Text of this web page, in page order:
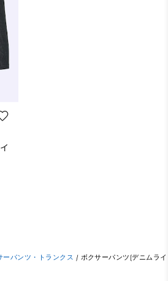
ーパンツ・トランクス / ボクサーパンツ(デニムラ